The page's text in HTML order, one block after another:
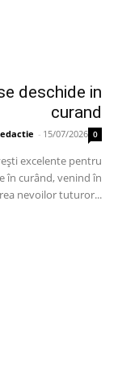
deschide in
curand
- 15/07/2026 0
excelente pentru
în curând, venind în
nevoilor tuturor...